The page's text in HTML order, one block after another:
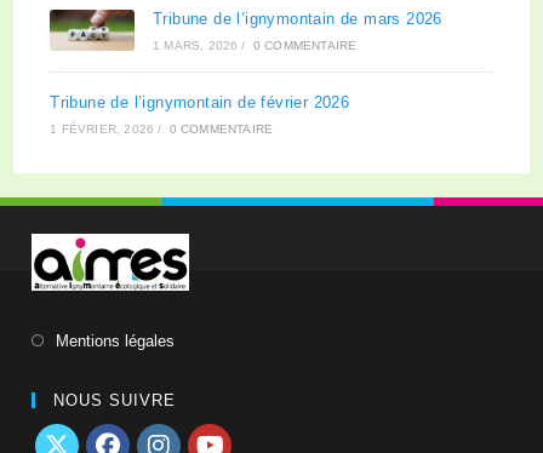
Tribune de l’ignymontain de mars 2026
1 MARS, 2026 / 0 COMMENTAIRE
Tribune de l’ignymontain de février 2026
1 FÉVRIER, 2026 / 0 COMMENTAIRE
Mentions légales
NOUS SUIVRE